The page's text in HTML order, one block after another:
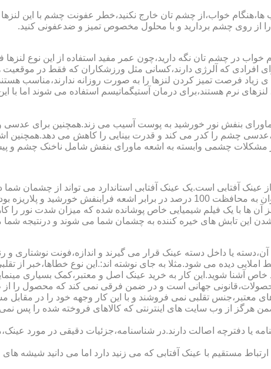
خواب،از چشم تان خارج نکنید،خطر عفونت چشم با این
را از روی چشم بردارید و با محلول مخصوص تمیز و ضدعفونی کنید.
در چشم تان نگه دارید،چون عمر مفید استفاده از این نوع
افرادی که آلرژی دارند،کسانی مثل ورزشکاران که فقط در موقعیت
فرصت تمیز کردن لنزها را به صورت روزانه ندارند،مناسب
لنزهای نرم هستند،برای درمان آستیگماتیسم استفاده می شوند اما
چشم را کدر می کند و قدرت بینایی را کاهش می دهد.همچنین
مشکلات چشمی وابسته به اشعه ماورای بنفش شامل ناخنک چشم و
آفتابی است.یک عینک آفتابی استاندارد می تواند از چشمان
هایی که یک عینک آفتابی استاندارد باید داشته باشد می توان به محافظت 100
آن ها با یک فیلم شیمیایی خاص پوشانده شده که میزان شدت نور را
این تابش های خیره کننده به چشمان شما می شوند و درنتیجه شما
یا داخل دسته عینک قرار می گیرند و اندازه،فونت نوشتاری و رنگ
املایی دیده می شود.مثلا به جای نوشته اند:.این نوع خطاها،خبر از
خاص آشنا شوید.این کار به خرید عینک اصل و معتبر،کمک بسیاری
جهانی است و در ضمن فرقی نمی کند که محصول را از
معتبر،جنس تقلبی نمی فروشند و با این کار وجهه خود را در
هرگز از وب سایت های اینترنتی که کالاهای فروخته شده را پس
یا دفترچه اصالت دارند.در شناسنامه،جزئیات دقیقی در مورد
مستقیم با عینک آفتابی که می زنید دارد اما می دانید شیشه